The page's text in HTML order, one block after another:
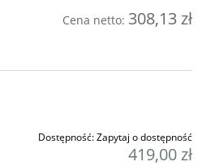
Cena netto: 308,13 zł
Dostępność:Zapytaj o dostępność
419,00 zł